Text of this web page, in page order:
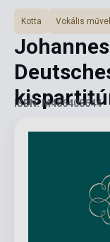
Kotta Vokális
ISBN: M486408644